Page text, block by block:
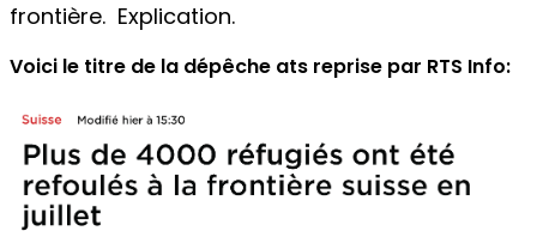
frontière. Explication.
Voici le titre de la dépêche ats reprise par RTS Info: